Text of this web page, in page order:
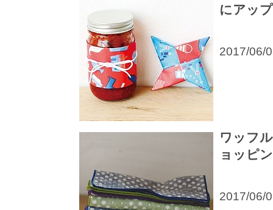
にアッ
2017/06/
ワッフ
ョッピ
2017/06/